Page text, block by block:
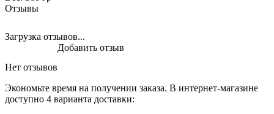
Отзывы
Загрузка отзывов...
Нет отзывов
Добавить отзыв
Экономьте время на получении заказа. В интернет-магазине
доступно 4 варианта доставки: